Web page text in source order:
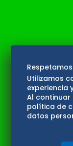
Utilizamos
experiencia
Al
política de
datos